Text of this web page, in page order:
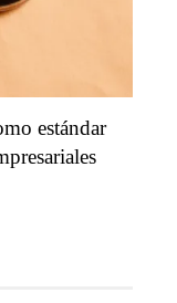
estándar